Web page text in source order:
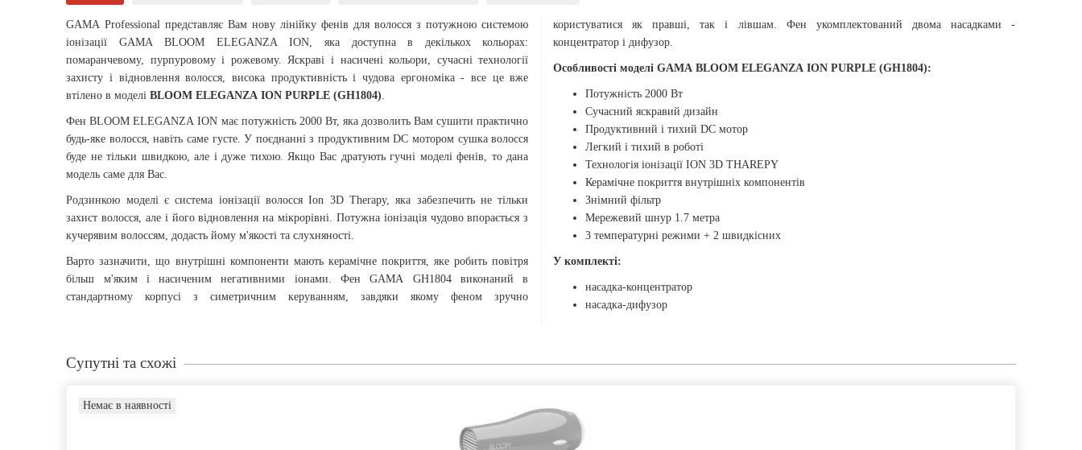
GAMA Professional представляє Вам нову лінійку фенів для волосся з потужною системою
іонізації GAMA BLOOM ELEGANZA ION, яка доступна в декількох кольорах:
помаранчевому, пурпуровому і рожевому. Яскраві і насичені кольори, сучасні технології
захисту і відновлення волосся, висока продуктивність і чудова ергономіка - все це вже
втілено в моделіBLOOM ELEGANZA ION PURPLE (GH1804).
Фен BLOOM ELEGANZA ION має потужність 2000 Вт, яка дозволить Вам сушити практично
будь-яке волосся, навіть саме густе. У поєднанні з продуктивним DC мотором сушка волосся
буде не тільки швидкою, але і дуже тихою. Якщо Вас дратують гучні моделі фенів, то дана
модель саме для Вас.
Родзинкою моделі є система іонізації волосся Ion 3D Therapy, яка забезпечить не тільки
захист волосся, але і його відновлення на мікрорівні. Потужна іонізація чудово впорається з
кучерявим волоссям, додасть йому м'якості та слухняності.
Варто зазначити, що внутрішні компоненти мають керамічне покриття, яке робить повітря
більш м'яким і насиченим негативними іонами. Фен GAMA GH1804 виконаний в
стандартному корпусі з симетричним керуванням, завдяки якому феном зручно
користуватися як правші, так і лівшам. Фен укомплектований двома насадками -
концентратор і дифузор.
Особливості моделі GAMA BLOOM ELEGANZA ION PURPLE (GH1804):
Потужність 2000 Вт
Сучасний яскравий дизайн
Продуктивний і тихий DC мотор
Легкий і тихий в роботі
Технологія іонізації ION 3D THAREPY
Керамічне покриття внутрішніх компонентів
Знімний фільтр
Мережевий шнур 1.7 метра
3 температурні режими + 2 швидкісних
У комплекті:
насадка-концентратор
насадка-дифузор
Супутні та схожі
Немає в наявності